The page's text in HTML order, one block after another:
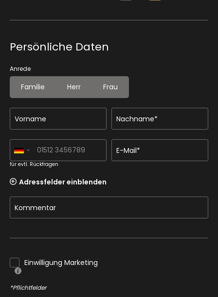
Persönliche Daten
Anrede
Familie Herr Frau
Vorname Nachname*
für evtl. Rückfragen
E-Mail*
Adressfelder einblenden
Kommentar
Einwilligung Marketing
*Pflichtfelder